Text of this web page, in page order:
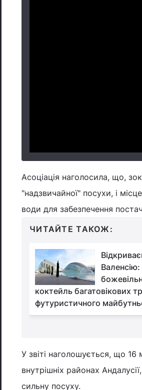
Асоціація наголосила, що,
"надзвичайної" посухи, і
води для забезпечення
ЧИТАЙТЕ ТАКОЖ:
Валенсію:
коктейль багатовікових
футуристичного
У звіті наголошується, що 16
внутрішніх районах
сильну посуху.